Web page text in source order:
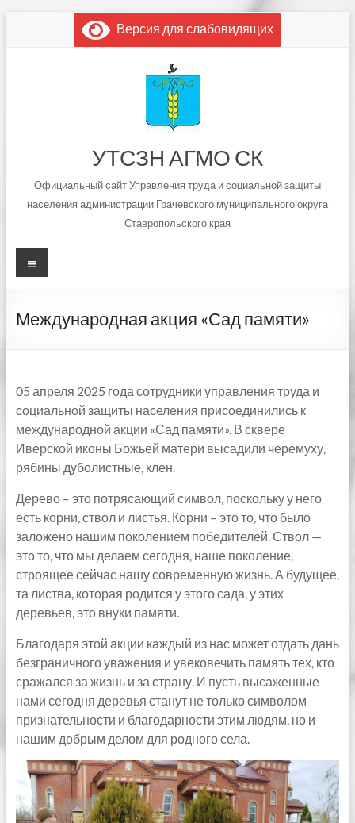
содержимому
Версия для слабовидящих
УТСЗН АГМО СК
Официальный сайт Управления труда и социальной защиты
населения администрации Грачевского муниципального округа
Ставропольского края
Меню
Международная акция «Сад памяти»
05 апреля 2025 года сотрудники управления труда и
социальной защиты населения присоединились к
международной акции «Сад памяти». В сквере
Иверской иконы Божьей матери высадили черемуху,
рябины дуболистные, клен.
Дерево – это потрясающий символ, поскольку у него
есть корни, ствол и листья. Корни – это то, что было
заложено нашим поколением победителей. Ствол —
это то, что мы делаем сегодня, наше поколение,
строящее сейчас нашу современную жизнь. А будущее,
та листва, которая родится у этого сада, у этих
деревьев, это внуки памяти.
Благодаря этой акции каждый из нас может отдать дань
безграничного уважения и увековечить память тех, кто
сражался за жизнь и за страну. И пусть высаженные
нами сегодня деревья станут не только символом
признательности и благодарности этим людям, но и
нашим добрым делом для родного села.